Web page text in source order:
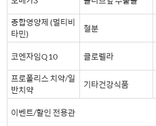
종합영양제 (멀티비
타민)
철분
코엔자임Q10 클로렐라
프로폴리스 치약/일
반치약
기타건강식품
이벤트/할인 전용관